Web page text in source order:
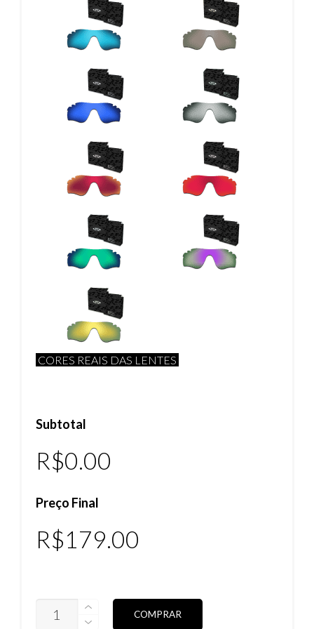
CORES REAIS DAS LENTES
Subtotal
R$0.00
Preço Final
R$179.00
RADAR
COMPRAR